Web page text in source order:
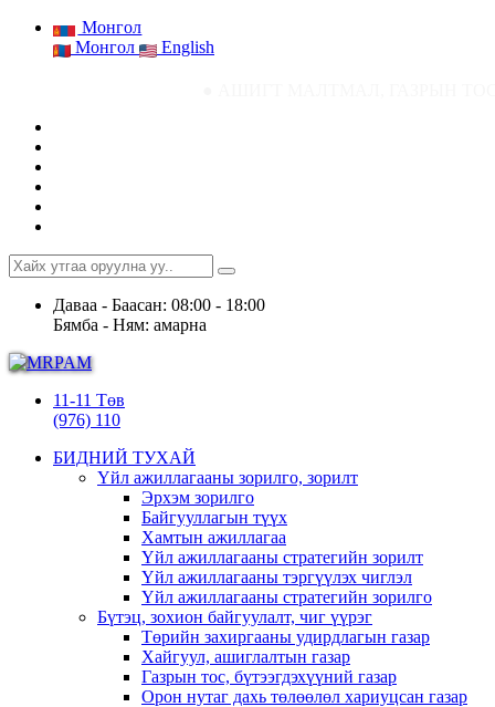
Монгол
Монгол
English
Даваа - Баасан: 08:00 - 18:00
Бямба - Ням: амарна
11-11 Төв
(976) 110
БИДНИЙ ТУХАЙ
Үйл ажиллагааны зорилго, зорилт
Эрхэм зорилго
Байгууллагын түүх
Хамтын ажиллагаа
Үйл ажиллагааны стратегийн зорилт
Үйл ажиллагааны тэргүүлэх чиглэл
Үйл ажиллагааны стратегийн зорилго
Бүтэц, зохион байгуулалт, чиг үүрэг
Төрийн захиргааны удирдлагын газар
Хайгуул, ашиглалтын газар
Газрын тос, бүтээгдэхүүний газар
Орон нутаг дахь төлөөлөл хариуцсан газар